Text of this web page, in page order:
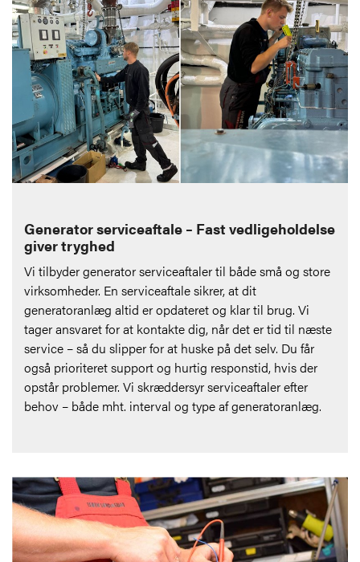
Generator serviceaftale – Fast vedligeholdelse
giver tryghed
Vi tilbyder generator serviceaftaler til både små og store
virksomheder. En serviceaftale sikrer, at dit
generatoranlæg altid er opdateret og klar til brug. Vi
tager ansvaret for at kontakte dig, når det er tid til næste
service – så du slipper for at huske på det selv. Du får
også prioriteret support og hurtig responstid, hvis der
opstår problemer. Vi skræddersyr serviceaftaler efter
behov – både mht. interval og type af generatoranlæg.